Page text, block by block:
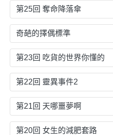
第25回 奪命降落傘
奇葩的擇偶標準
第23回 吃貨的世界你懂的
第22回 靈異事件2
第21回 天哪噩夢啊
第20回 女生的減肥套路